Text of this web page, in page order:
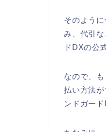
そのよう
み、代引
ドDXの公
なので、
払い方法
ンドガー